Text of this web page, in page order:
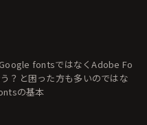
fontsではなくAdobe Fo
？と困った方も多いのではな
の基本